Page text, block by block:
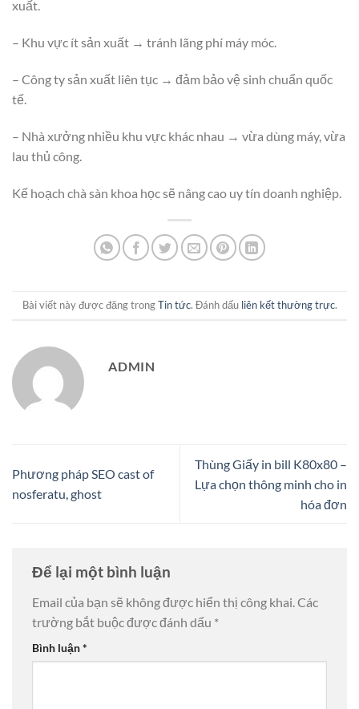
xuất.
– Khu vực ít sản xuất → tránh lãng phí máy móc.
– Công ty sản xuất liên tục → đảm bảo vệ sinh chuẩn quốc
tế.
– Nhà xưởng nhiều khu vực khác nhau → vừa dùng máy, vừa
lau thủ công.
Kế hoạch chà sàn khoa học sẽ nâng cao uy tín doanh nghiệp.
Bài viết này được đăng trongTin tức. Đánh dấu liên kết thường trực.
ADMIN
Phương pháp SEO cast of
nosferatu, ghost
Thùng Giấy in bill K80x80 –
Lựa chọn thông minh cho in
hóa đơn
Để lại một bình luận
Email của bạn sẽ không được hiển thị công khai. Các
trường bắt buộc được đánh dấu *
Bình luận*